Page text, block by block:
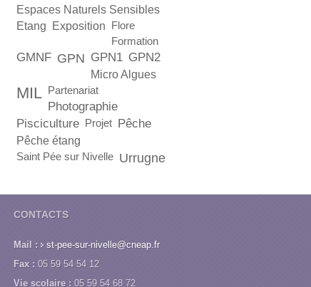
Espaces Naturels Sensibles
Etang
Exposition
Flore
Formation
GMNF GPN GPN1 GPN2
Micro Algues
MIL Partenariat
Photographie
Pisciculture
Projet Pêche
Pêche étang
Saint Pée sur Nivelle Urrugne
CONTACTS
Mail :
st-pee-sur-nivelle@cneap.fr
Fax : 05 59 54 54 12
Vie scolaire : 05 59 54 68 72